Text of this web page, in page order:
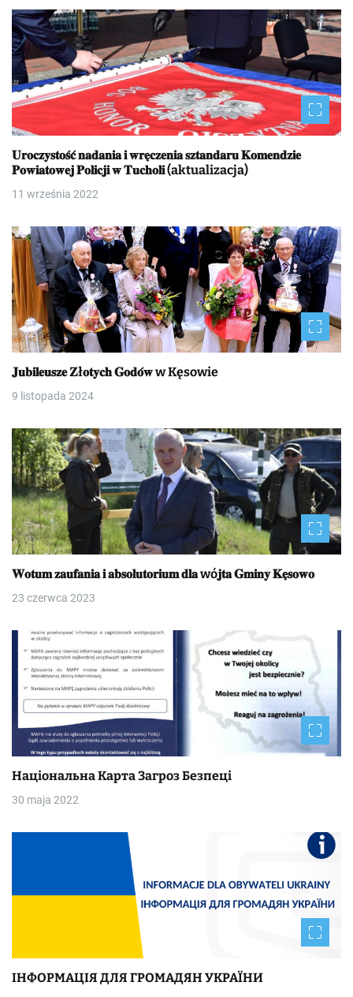
𝐔𝐫𝐨𝐜𝐳𝐲𝐬𝐭𝐨𝐬́𝐜́ 𝐧𝐚𝐝𝐚𝐧𝐢𝐚 𝐢 𝐰𝐫𝐞̨𝐜𝐳𝐞𝐧𝐢𝐚 𝐬𝐳𝐭𝐚𝐧𝐝𝐚𝐫𝐮 𝐊𝐨𝐦𝐞𝐧𝐝𝐳𝐢𝐞
𝐏𝐨𝐰𝐢𝐚𝐭𝐨𝐰𝐞𝐣 𝐏𝐨𝐥𝐢𝐜𝐣𝐢 𝐰 𝐓𝐮𝐜𝐡𝐨𝐥𝐢 (aktualizacja)
11 września 2022
𝐉𝐮𝐛𝐢𝐥𝐞𝐮𝐬𝐳𝐞 𝐙ł𝐨𝐭𝐲𝐜𝐡 𝐆𝐨𝐝𝐨́𝐰 w Kęsowie
9 listopada 2024
𝐖𝐨𝐭𝐮𝐦 𝐳𝐚𝐮𝐟𝐚𝐧𝐢𝐚 𝐢 𝐚𝐛𝐬𝐨𝐥𝐮𝐭𝐨𝐫𝐢𝐮𝐦 𝐝𝐥𝐚 wó𝐣𝐭𝐚 𝐆𝐦𝐢𝐧𝐲 𝐊𝐞̨𝐬𝐨𝐰𝐨
23 czerwca 2023
Національна Kapтa Загроз Безпеці
30 maja 2022
ІНФОРМАЦІЯ ДЛЯ ГРОМАДЯН УКРАЇНИ